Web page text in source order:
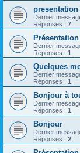
Dernier
Réponses : 7
Dernier
Réponses : 1
Quelques
Dernier
Réponses : 1
Bonjour à
Dernier
Réponses : 1
Bonjour
Dernier
Réponses : 2